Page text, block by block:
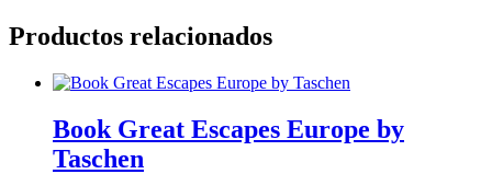
Productos relacionados
Book Great Escapes Europe by
Taschen